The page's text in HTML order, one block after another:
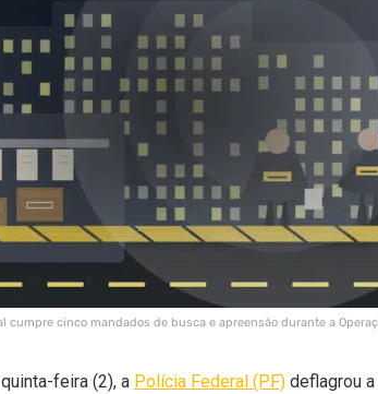
cumpre cinco mandados de busca e apreensão durante a
feira (2), a Polícia Federal (PF) deflagrou